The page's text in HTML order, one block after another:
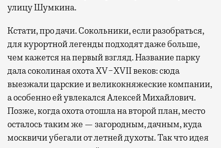
улицу Шумкина.
Кстати, про дачи. Сокольники, если разобраться,
для курортной легенды подходят даже больше,
чем кажется на первый взгляд. Название парку
дала соколиная охота XV−XVII веков: сюда
выезжали царские и великокняжеские компании,
а особенно ей увлекался Алексей Михайлович.
Позже, когда охота отошла на второй план, место
осталось таким же — загородным, дачным, куда
москвичи убегали от летней духоты. Так что идея